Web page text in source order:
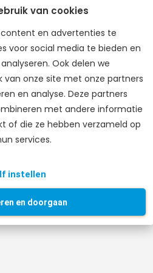
van cookies
en advertenties te
voor social media te bieden en
Ook delen we
onze site met onze partners
en analyse. Deze partners
met andere informatie
of die ze hebben verzameld op
services.
instellen
en doorgaan